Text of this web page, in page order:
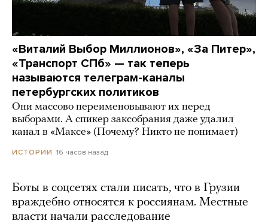
«Виталий Выбор Миллионов», «За Питер»,
«Транспорт СПб» — так теперь
называются телеграм-каналы
петербургских политиков
Они массово переименовывают их перед
выборами. А спикер заксобрания даже удалил
канал в «Максе» (Почему? Никто не понимает)
ИСТОРИИ 16 часов назад
Боты в соцсетях стали писать, что в Грузии
враждебно относятся к россиянам. Местные
власти начали расследование